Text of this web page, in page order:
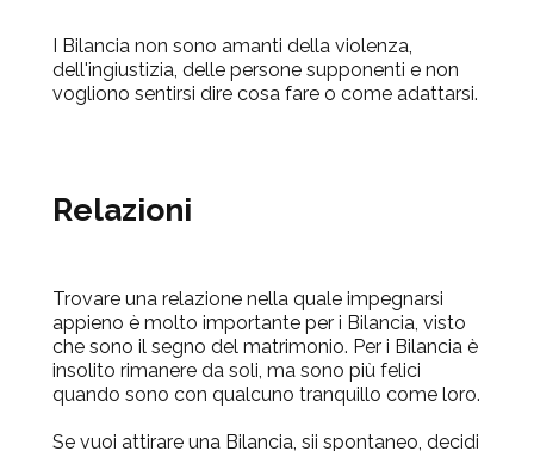
I Bilancia non sono amanti della violenza,
dell'ingiustizia, delle persone supponenti e non
vogliono sentirsi dire cosa fare o come adattarsi.
Relazioni
Trovare una relazione nella quale impegnarsi
appieno è molto importante per i Bilancia, visto
che sono il segno del matrimonio. Per i Bilancia è
insolito rimanere da soli, ma sono più felici
quando sono con qualcuno tranquillo come loro.
Se vuoi attirare una Bilancia, sii spontaneo, decidi